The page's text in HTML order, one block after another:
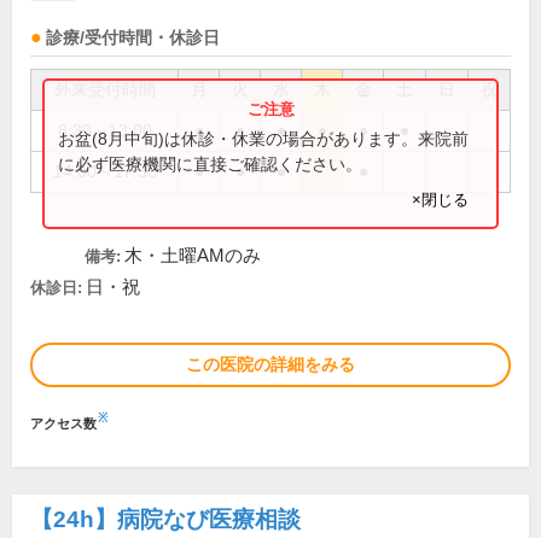
診療/受付時間・休診日
祝
8:30～13:00 ● ● ● ● ●
14:00～17:30 ● ● ●
お盆(8月中旬)は休診・休業の場合があります。来院前
に必ず医療機関に直接ご確認ください。
×閉じる
備考: 木・土曜AMのみ
休診日: 日・祝
この医院の詳細をみる
アクセス数※
【24h】 病院なび医療相談